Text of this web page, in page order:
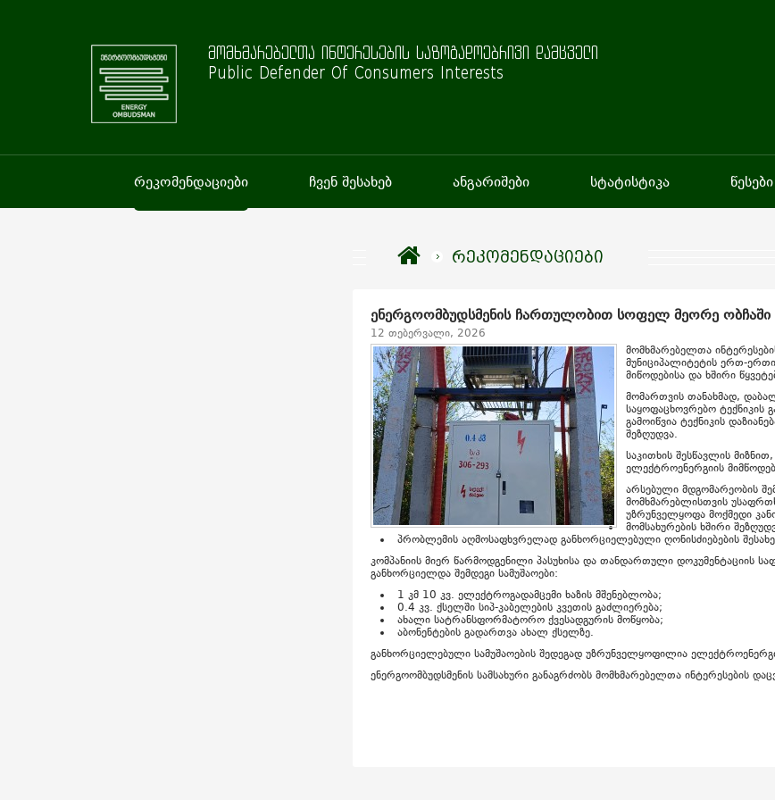
მომხმარებელთა ინტერესების საზოგადოებრივი დამცველი
Public Defender Of Consumers Interests
რეკომენდაციები ჩვენ შესახებ ანგარიშები სტატისტიკა წესები
რეკომენდაციები
ენერგოომბუდსმენის ჩართულობით სოფელ მეორე
12 თებერვალი, 2026
მომხმარებელთა
მუნიციპალიტეტის ერთ-
მიწოდებისა და ხშირი
მომართვის თანახმად,
საყოფაცხოვრებო ტექნიკის
გამოიწვია ტექნიკის
შეზღუდვა.
საკითხის შესწავლის
ელექტროენერგიის
არსებული მდგომარეობის
მომხმარებლისთვის
უზრუნველყოფა მოქმედი
მომსახურების ხშირი
პრობლემის აღმოსაფხვრელად განხორციელებული ღონისძიებების
კომპანიის მიერ წარმოდგენილი პასუხისა და თანდართული
განხორციელდა შემდეგი სამუშაოები:
1 კმ 10 კვ. ელექტროგადამცემი ხაზის მშენებლობა;
0.4 კვ. ქსელში სიპ-კაბელების კვეთის გაძლიერება;
ახალი სატრანსფორმატორო ქვესადგურის მოწყობა;
აბონენტების გადართვა ახალ ქსელზე.
განხორციელებული სამუშაოების შედეგად უზრუნველყოფილია
ენერგოომბუდსმენის სამსახური განაგრძობს მომხმარებელთა ინტერესების